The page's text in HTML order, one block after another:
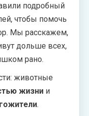
подробный
чтобы помочь
Мы расскажем,
дольше всех,
рано.
животные
жизни и
.